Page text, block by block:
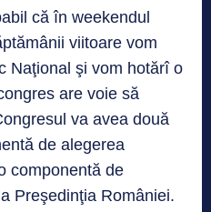
că în weekendul
viitoare vom
Naţional şi vom hotărî o
are voie să
va avea două
de alegerea
componentă de
Preşedinţia României.